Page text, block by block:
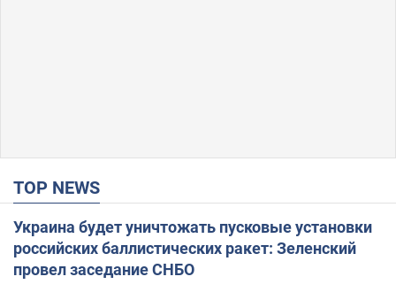
TOP NEWS
Украина будет уничтожать пусковые установки
российских баллистических ракет: Зеленский
провел заседание СНБО